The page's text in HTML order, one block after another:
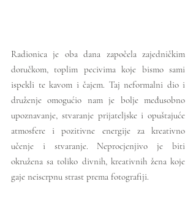
Radionica je oba dana započela zajedničkim
doručkom, toplim pecivima koje bismo sami
ispekli te kavom i čajem. Taj neformalni dio i
druženje omogućio nam je bolje međusobno
upoznavanje, stvaranje prijateljske i opuštajuće
atmosfere i pozitivne energije za kreativno
učenje i stvaranje. Neprocjenjivo je biti
okružena sa toliko divnih, kreativnih žena koje
gaje neiscrpnu strast prema fotografiji.